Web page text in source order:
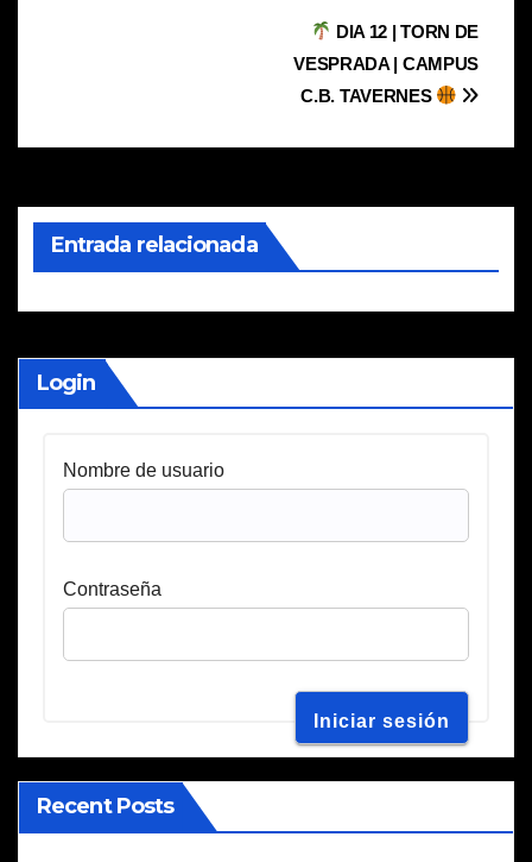
entradas
DIA 12 | TORN DE
VESPRADA | CAMPUS
C.B. TAVERNES
Entrada relacionada
Login
Nombre de usuario
Contraseña
Recent Posts